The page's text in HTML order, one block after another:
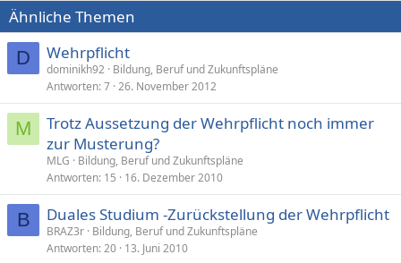
Ähnliche Themen
D Wehrpflicht
dominikh92 Bildung, Beruf und Zukunftspläne
Antworten 7 26. November 2012
M
Trotz Aussetzung der Wehrpflicht noch immer
zur Musterung?
MLG
Bildung, Beruf und Zukunftspläne
Antworten 15 16. Dezember 2010
B Duales Studium -Zurückstellung der Wehrpflicht
BRAZ3r Bildung, Beruf und Zukunftspläne
Antworten 20 13. Juni 2010